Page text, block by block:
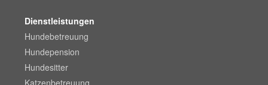
Dienstleistungen
Hundebetreuung
Hundepension
Hundesitter
Katzenbetreuung